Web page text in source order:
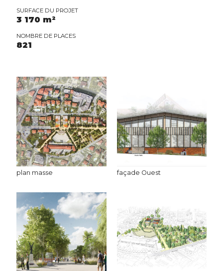
SURFACE DU PROJET
3 170 m²
NOMBRE DE PLACES
821
plan masse façade Ouest